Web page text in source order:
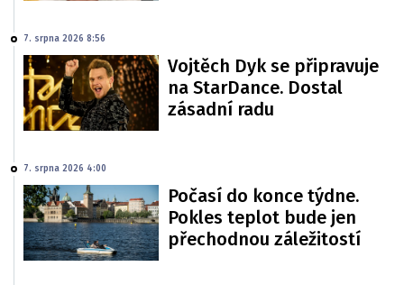
7. srpna 2026 8:56
Vojtěch Dyk se připravuje
na StarDance. Dostal
zásadní radu
7. srpna 2026 4:00
Počasí do konce týdne.
Pokles teplot bude jen
přechodnou záležitostí